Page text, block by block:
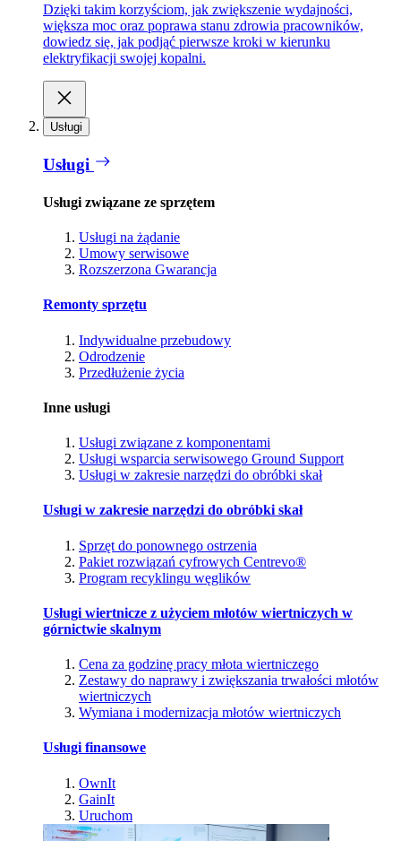
Dzięki takim korzyściom, jak zwiększenie wydajności,
większa moc oraz poprawa stanu zdrowia pracowników,
dowiedz się, jak podjąć pierwsze kroki w kierunku
elektryfikacji swojej kopalni.
Usługi
Usługi
Usługi związane ze sprzętem
Usługi na żądanie
Umowy serwisowe
Rozszerzona Gwarancja
Remonty sprzętu
Indywidualne przebudowy
Odrodzenie
Przedłużenie życia
Inne usługi
Usługi związane z komponentami
Usługi wsparcia serwisowego Ground Support
Usługi w zakresie narzędzi do obróbki skał
Usługi w zakresie narzędzi do obróbki skał
Sprzęt do ponownego ostrzenia
Pakiet rozwiązań cyfrowych Centrevo®
Program recyklingu węglików
Usługi wiertnicze z użyciem młotów wiertniczych w
górnictwie skalnym
Cena za godzinę pracy młota wiertniczego
Zestawy do naprawy i zwiększania trwałości młotów
wiertniczych
Wymiana i modernizacja młotów wiertniczych
Usługi finansowe
OwnIt
GainIt
Uruchom